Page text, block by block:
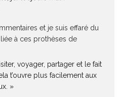
et je suis effaré du
à ces prothèses de
voyager, partager et le fait
t’ouvre plus facilement aux
»